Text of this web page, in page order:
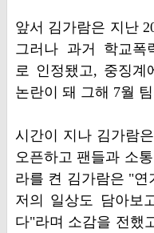
앞서 김가람은 지난
그러나 과거 학교폭
로 인정됐고, 중징계
논란이 돼 그해 7월
시간이 지나 김가람
오픈하고 팬들과 소
라를 켠 김가람은 "
저의 일상도 담아보
다"라며 소감을 전했